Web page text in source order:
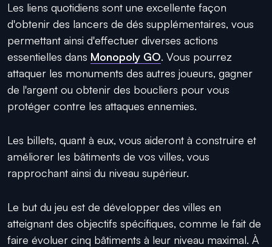
Les liens quotidiens sont une excellente façon
d'obtenir des lancers de dés supplémentaires, vous
permettant ainsi d'effectuer diverses actions
essentielles dans Monopoly GO. Vous pourrez
attaquer les monuments des autres joueurs, gagner
de l'argent ou obtenir des boucliers pour vous
protéger contre les attaques ennemies.
Les billets, quant à eux, vous aideront à construire et
améliorer les bâtiments de vos villes, vous
rapprochant ainsi du niveau supérieur.
Le but du jeu est de développer des villes en
atteignant des objectifs spécifiques, comme le fait de
faire évoluer cinq bâtiments à leur niveau maximal. À